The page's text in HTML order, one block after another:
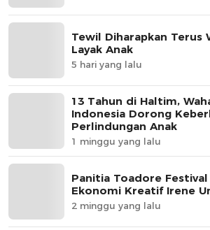
Tewil Diharapkan Terus
Layak Anak
5 hari yang lalu
13 Tahun di Haltim,
Indonesia Dorong
Perlindungan Anak
1 minggu yang lalu
Panitia Toadore
Ekonomi Kreatif Irene
2 minggu yang lalu